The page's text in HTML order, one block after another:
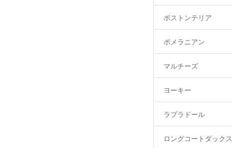
ボストンテリア
ポメラニアン
マルチーズ
ヨーキー
ラブラドール
ロングコートダックス